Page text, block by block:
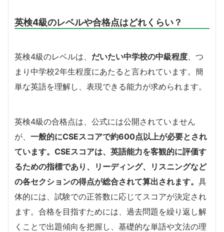
英検4級のレベルや合格点はどれくらい？
英検4級のレベルは、 だいたい中学校の中級程度 、つ
まり中学校2年生程度にあたると言われています。簡
単な英語を理解し、表現できる能力が求められます。
英検4級の合格点は、公式には公開されていません
が、 一般的にCSEスコアで約600点以上が必要とされ
ています。CSEスコアは、英語能力を客観的に評価す
るための指標であり、リーディング、リスニングなど
の各セクションの得点が総合されて算出されます。 具
体的には、試験での正答数に応じてスコアが決定され
ます。合格を目指すためには、過去問題を繰り返し解
くことで出題傾向を把握し、基礎的な単語や文法の理